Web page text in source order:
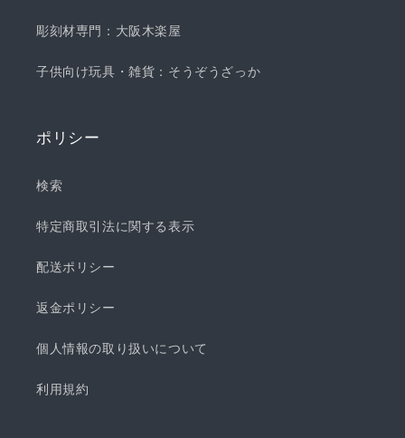
彫刻材専門：大阪木楽屋
子供向け玩具・雑貨：そうぞうざっか
ポリシー
検索
特定商取引法に関する表示
配送ポリシー
返金ポリシー
個人情報の取り扱いについて
利用規約